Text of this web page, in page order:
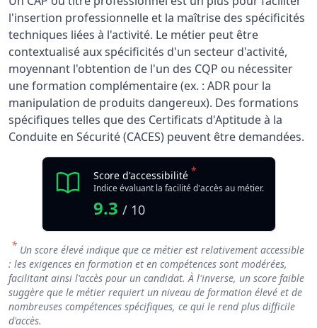
l'insertion professionnelle et la maîtrise des spécificités
techniques liées à l'activité. Le métier peut être
contextualisé aux spécificités d'un secteur d'activité,
moyennant l'obtention de l'un des CQP ou nécessiter
une formation complémentaire (ex. : ADR pour la
manipulation de produits dangereux). Des formations
spécifiques telles que des Certificats d'Aptitude à la
Conduite en Sécurité (CACES) peuvent être demandées.
Score d'accessibilité *
Indice évaluant la facilité d'accès au métier.
9.3 / 10
* Un score élevé indique que ce métier est relativement accessible
: les exigences en formation et en compétences sont modérées,
facilitant ainsi l'accès pour un candidat. À l'inverse, un score faible
suggère que le métier requiert un niveau de formation élevé et de
nombreuses compétences spécifiques, ce qui le rend plus difficile
d'accès.